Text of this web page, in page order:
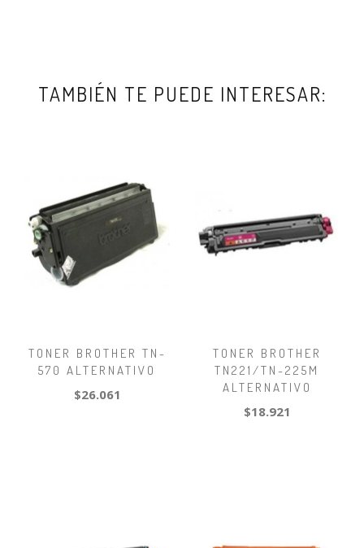
TAMBIÉN TE PUEDE INTERESAR:
TONER BROTHER TN-
570 ALTERNATIVO
$26.061
TONER BROTHER
TN221/TN-225M
ALTERNATIVO
$18.921